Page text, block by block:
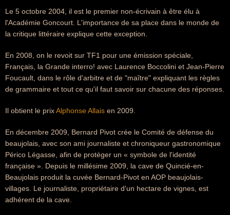
Le 5 octobre 2004, il est le premier non-écrivain à être élu à
l'Académie Goncourt. L'importance de sa place dans le monde de
la critique littéraire explique cette exception.
En 2008, on le revoit sur TF1 pour une émission spéciale,
Français, la Grande interro! avec Laurence Boccolini et Jean-Pierre
Foucault, dans le rôle d'arbitre et de "maître" expliquant les règles
de grammaire et tout ce qu'il faut savoir sur chacune des réponses.
Il obtient le prixAlphonse Allais en 2009.
En décembre 2009, Bernard Pivot crée le Comité de défense du
beaujolais, avec son ami journaliste et chroniqueur gastronomique
Périco Légasse, afin de protéger un « symbole de l'identité
française ». Depuis le millésime 2009, la cave de Quincié-en-
Beaujolais produit la cuvée Bernard-Pivot en AOP beaujolais-
villages. Le journaliste, propriétaire d'un hectare de vignes, est
adhérent de la cave.